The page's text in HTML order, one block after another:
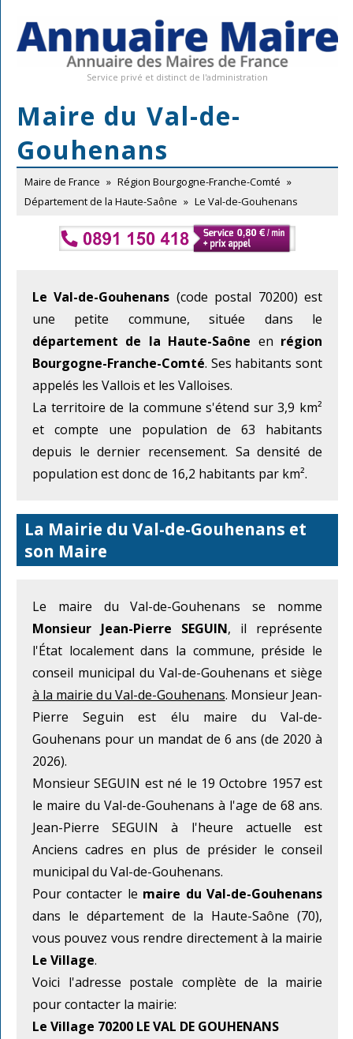
Service privé et distinct de l'administration
Maire du Val-de-
Gouhenans
Maire de France » Région Bourgogne-Franche-Comté »
Département de la Haute-Saône » Le Val-de-Gouhenans
Le Val-de-Gouhenans (code postal 70200) est
une petite commune, située dans le
département de la Haute-Saône en région
Bourgogne-Franche-Comté. Ses habitants sont
appelés les Vallois et les Valloises.
La territoire de la commune s'étend sur 3,9 km²
et compte une population de 63 habitants
depuis le dernier recensement. Sa densité de
population est donc de 16,2 habitants par km².
La Mairie du Val-de-Gouhenans et
son Maire
Le maire du Val-de-Gouhenans se nomme
Monsieur Jean-Pierre SEGUIN, il représente
l'État localement dans la commune, préside le
conseil municipal du Val-de-Gouhenans et siège
à la mairie du Val-de-Gouhenans. Monsieur Jean-
Pierre Seguin est élu maire du Val-de-
Gouhenans pour un mandat de 6 ans (de 2020 à
2026).
Monsieur SEGUIN est né le 19 Octobre 1957 est
le maire du Val-de-Gouhenans à l'age de 68 ans.
Jean-Pierre SEGUIN à l'heure actuelle est
Anciens cadres en plus de présider le conseil
municipal du Val-de-Gouhenans.
Pour contacter le maire du Val-de-Gouhenans
dans le département de la Haute-Saône (70),
vous pouvez vous rendre directement à la mairie
Le Village.
Voici l'adresse postale complète de la mairie
pour contacter la mairie:
Le Village 70200 LE VAL DE GOUHENANS